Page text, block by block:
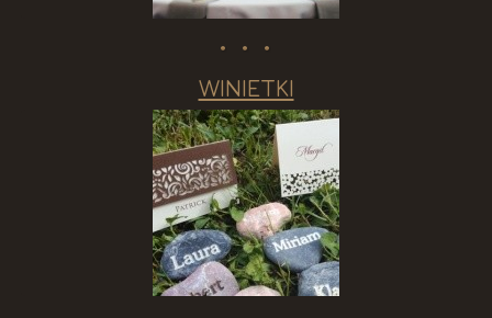
WINIETKI